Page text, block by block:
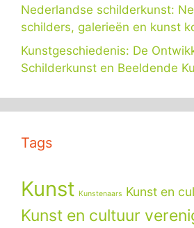
Nederlandse schilderkunst:
schilders, galerieën en kunst
Kunstgeschiedenis: De
Schilderkunst en Beeldende
Tags
Kunst Kunstenaars Kunst en
Kunst en cultuur